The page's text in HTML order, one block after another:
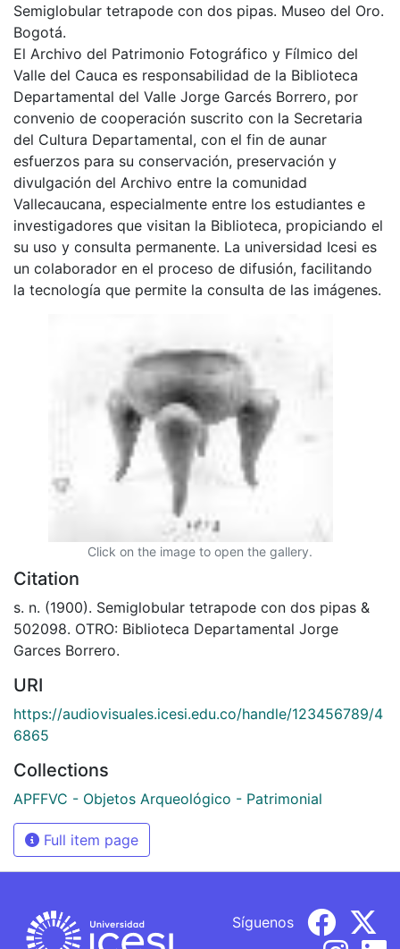
Semiglobular tetrapode con dos pipas. Museo del Oro.
Bogotá.
El Archivo del Patrimonio Fotográfico y Fílmico del
Valle del Cauca es responsabilidad de la Biblioteca
Departamental del Valle Jorge Garcés Borrero, por
convenio de cooperación suscrito con la Secretaria
del Cultura Departamental, con el fin de aunar
esfuerzos para su conservación, preservación y
divulgación del Archivo entre la comunidad
Vallecaucana, especialmente entre los estudiantes e
investigadores que visitan la Biblioteca, propiciando el
su uso y consulta permanente. La universidad Icesi es
un colaborador en el proceso de difusión, facilitando
la tecnología que permite la consulta de las imágenes.
Click on the image to open the gallery.
Citation
s. n. (1900). Semiglobular tetrapode con dos pipas &
502098. OTRO: Biblioteca Departamental Jorge
Garces Borrero.
URI
https://audiovisuales.icesi.edu.co/handle/123456789/4
6865
Collections
APFFVC - Objetos Arqueológico - Patrimonial
Full item page
Síguenos